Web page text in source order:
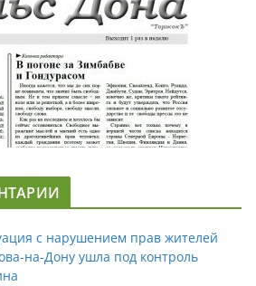
с нарушением прав жителей
на-Дону ушла под контроль